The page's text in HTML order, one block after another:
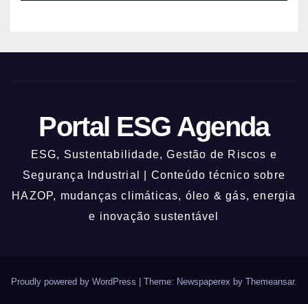
Portal ESG Agenda
ESG, Sustentabilidade, Gestão de Riscos e
Segurança Industrial | Conteúdo técnico sobre
HAZOP, mudanças climáticas, óleo & gás, energia
e inovação sustentável
Proudly powered by WordPress Theme: Newspaperex by Themeansar.